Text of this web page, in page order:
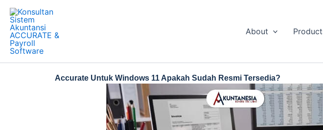
Skip
content
About
Accurate Untuk Windows 11 Apakah Sudah Resmi Tersedia?